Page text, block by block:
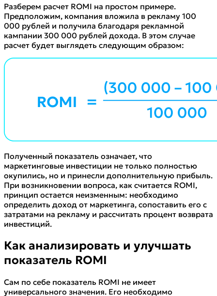
Разберем расчет ROMI на простом примере.
Предположим, компания вложила в рекламу 100
000 рублей и получила благодаря рекламной
кампании 300 000 рублей дохода. В этом случае
расчет будет выглядеть следующим образом:
Полученный показатель означает, что
маркетинговые инвестиции не только полностью
окупились, но и принесли дополнительную прибыль.
При возникновении вопроса, как считается ROMI,
принцип остается неизменным: необходимо
определить доход от маркетинга, сопоставить его с
затратами на рекламу и рассчитать процент возврата
инвестиций.
Как анализировать и улучшать
показатель ROMI
Сам по себе показатель ROMI не имеет
универсального значения. Его необходимо